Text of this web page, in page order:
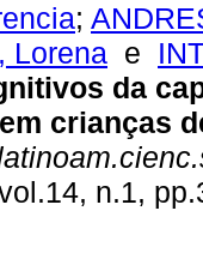
;
Lorena e
da
crianças
n.1,